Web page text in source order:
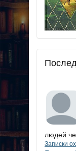
людей
Записки